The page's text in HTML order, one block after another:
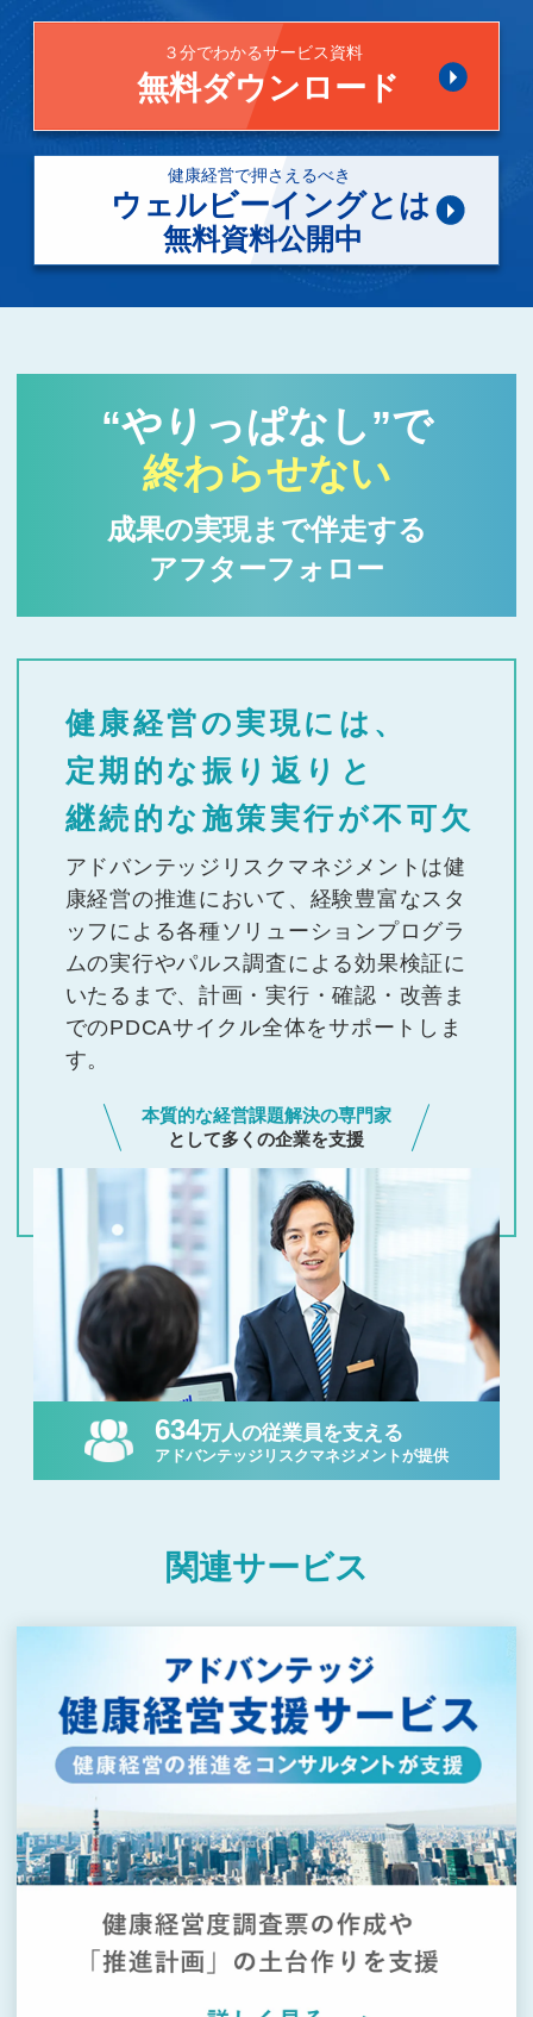
“やりっぱなし”で
終わらせない
成果の実現まで伴走する
アフターフォロー
健康経営の実現には、
定期的な振り返りと
継続的な施策実行が不可欠
アドバンテッジリスクマネジメントは健
康経営の推進において、経験豊富なスタ
ッフによる各種ソリューションプログラ
ムの実行やパルス調査による効果検証に
いたるまで、計画・実行・確認・改善ま
でのPDCAサイクル全体をサポートしま
す。
本質的な経営課題解決の専門家
として多くの企業を支援
634万人の従業員を支える
アドバンテッジリスクマネジメントが提供
関連サービス